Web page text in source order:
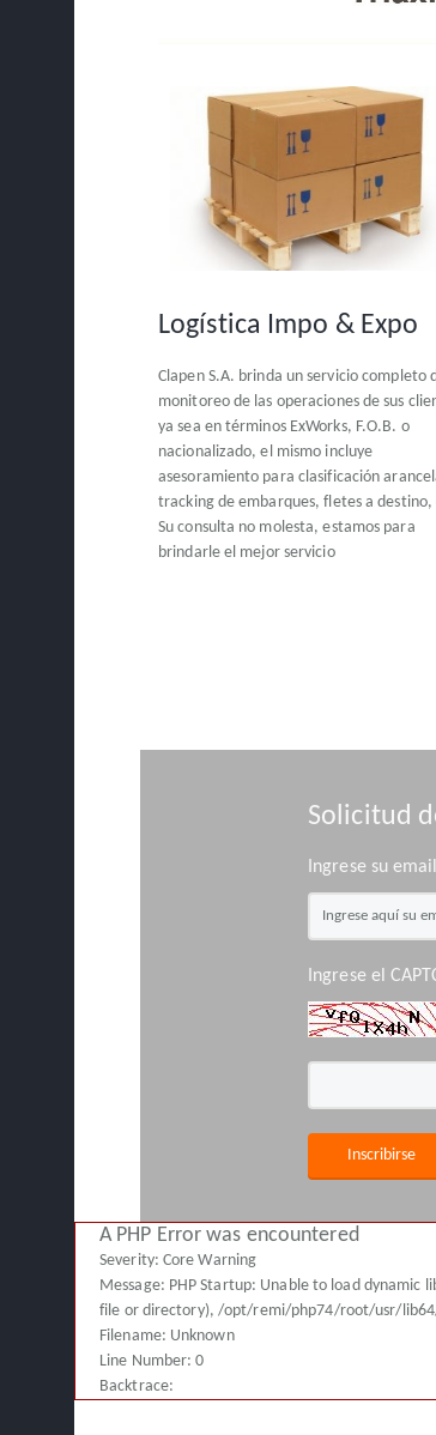
Logística Impo & Expo
Clapen S.A. brinda un servicio completo
monitoreo de las operaciones de sus
ya sea en términos ExWorks, F.O.B. o
nacionalizado, el mismo incluye
asesoramiento para clasificación
tracking de embarques, fletes a destino,
Su consulta no molesta, estamos para
brindarle el mejor servicio
Solicitud
Ingrese su
Ingrese el
Inscribirse
A PHP Error was encountered
Severity: Core Warning
Message: PHP Startup: Unable to load
file or directory), /opt/remi/php74/root/usr/
Filename: Unknown
Line Number: 0
Backtrace: